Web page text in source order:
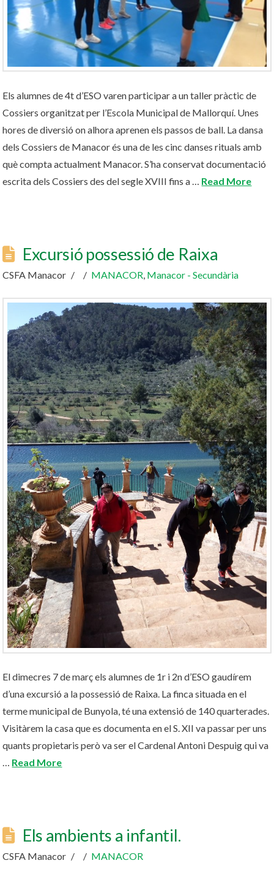
Els alumnes de 4t d’ESO varen participar a un taller pràctic de
Cossiers organitzat per l’Escola Municipal de Mallorquí. Unes
hores de diversió on alhora aprenen els passos de ball. La dansa
dels Cossiers de Manacor és una de les cinc danses rituals amb
què compta actualment Manacor. S’ha conservat documentació
escrita dels Cossiers des del segle XVIII fins a … Read More
Excursió possessió de Raixa
CSFA Manacor MANACOR, Manacor - Secundària
El dimecres 7 de març els alumnes de 1r i 2n d’ESO gaudírem
d’una excursió a la possessió de Raixa. La finca situada en el
terme municipal de Bunyola, té una extensió de 140 quarterades.
Visitàrem la casa que es documenta en el S. XII va passar per uns
quants propietaris però va ser el Cardenal Antoni Despuig qui va
… Read More
Els ambients a infantil.
CSFA Manacor MANACOR